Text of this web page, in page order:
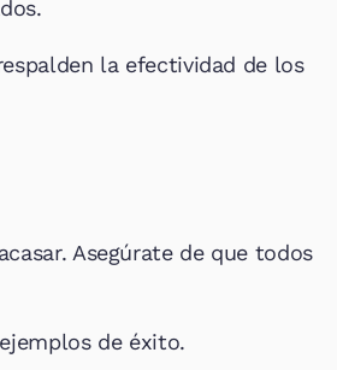
la efectividad de los
Asegúrate de que todos
de éxito.